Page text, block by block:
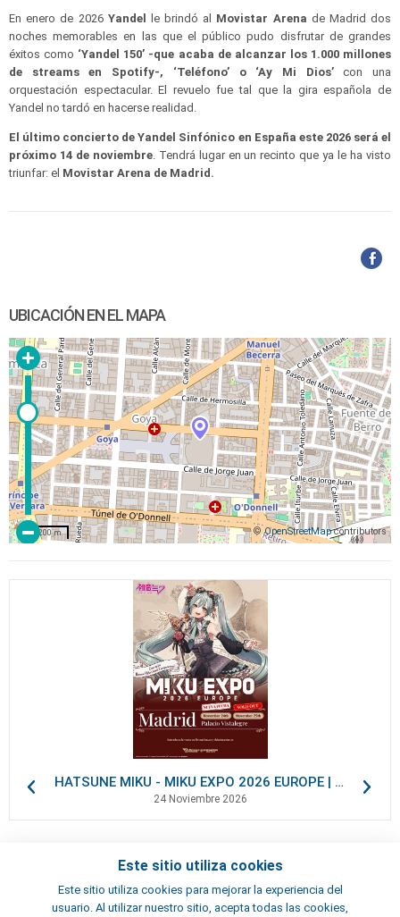
En enero de 2026 Yandel le brindó al Movistar Arena de Madrid dos
noches memorables en las que el público pudo disfrutar de grandes
éxitos como ‘Yandel 150’ -que acaba de alcanzar los 1.000 millones
de streams en Spotify-, ‘Teléfono’ o ‘Ay Mi Dios’con una
orquestación espectacular. El revuelo fue tal que la gira española de
Yandel no tardó en hacerse realidad.
El último concierto de Yandel Sinfónico en España este 2026 será el
próximo 14 de noviembre. Tendrá lugar en un recinto que ya le ha visto
triunfar: el Movistar Arena de Madrid.
UBICACIÓN EN EL MAPA
©OpenStreetMapcontributors
200 m
HATSUNE MIKU - MIKU EXPO 2026 EUROPE | VIP Packages
24 Noviembre 2026
Este sitio utiliza cookies
Este sitio utiliza cookies para mejorar la experiencia del
usuario. Al utilizar nuestro sitio, acepta todas las cookies,
Términos y condiciones